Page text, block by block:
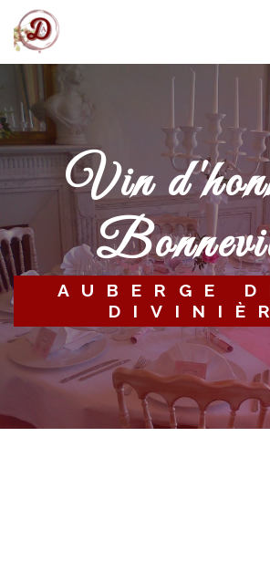
vin d'honneur
AUBERGE DE LA
Panneau de gestion des cookies